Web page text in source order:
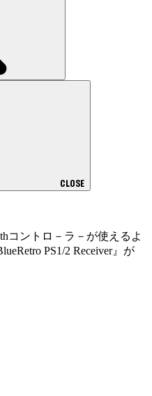
CLOSE
コントロ－ラ－が使えるよ
PS1/2 Receiver』が